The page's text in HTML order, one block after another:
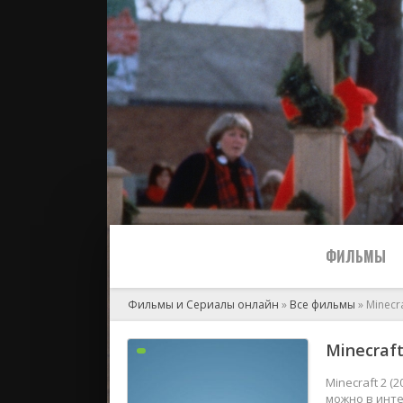
ФИЛЬМЫ
2024
Фильмы и Сериалы онлайн » Все фильмы »
Minecraft 2
можно в